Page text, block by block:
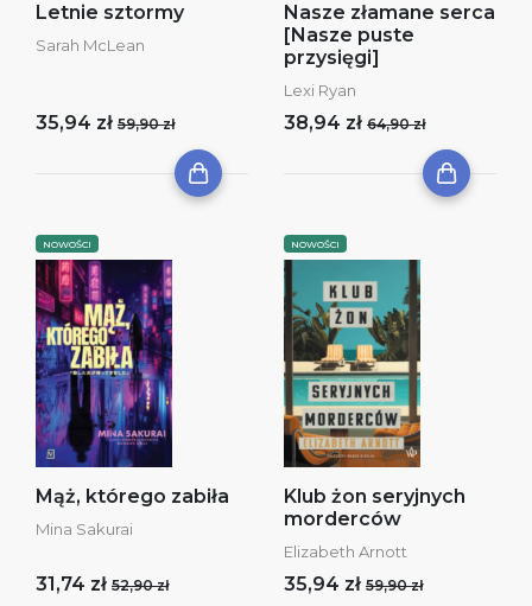
Letnie sztormy
Sarah McLean
35,94 zł 59,90 zł
Nasze złamane serca
[Nasze puste
przysięgi]
Lexi Ryan
38,94 zł 64,90 zł
NOWOŚCI
Mąż, którego zabiła
Mina Sakurai
31,74 zł 52,90 zł
NOWOŚCI
Klub żon seryjnych
morderców
Elizabeth Arnott
35,94 zł 59,90 zł